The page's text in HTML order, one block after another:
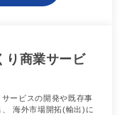
り商業サービ
ービスの開発や既存事
海外市場開拓(輸出)に